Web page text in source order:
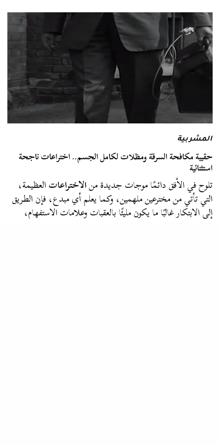
المشربية
حقيبة مكافحة السرقة ومظلات لكامل الجسم.. اختراعات ناجحة
استثنائية
تلوح في الأفق دائمًا موجات جديدة منالاختراعاتالعظيمة،
التي تأتي من مخترعين ملهمين، وكما يعلم أي مبدع، فإن الطريق
إلى الابتكار غالبًا ما يكون مليئًا بالعقبات وعلامات الاستفهام،